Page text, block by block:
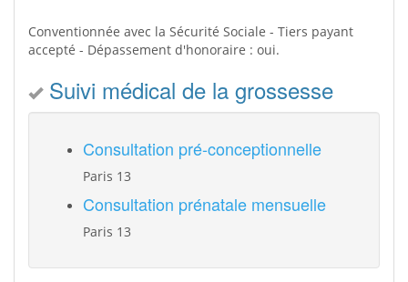
Conventionnée avec la Sécurité Sociale - Tiers payant
accepté - Dépassement d'honoraire : oui.
Suivi médical de la grossesse
Consultation pré-conceptionnelle
Paris 13
Consultation prénatale mensuelle
Paris 13